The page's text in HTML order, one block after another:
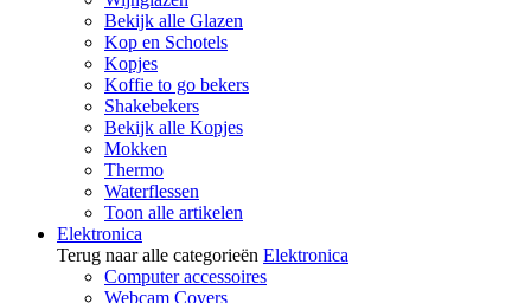
Bekijk alle Glazen
Kop en Schotels
Kopjes
Koffie to go bekers
Shakebekers
Bekijk alle Kopjes
Mokken
Thermo
Waterflessen
Toon alle artikelen
Elektronica
Terug naar alle categorieën Elektronica
Computer accessoires
Webcam Covers